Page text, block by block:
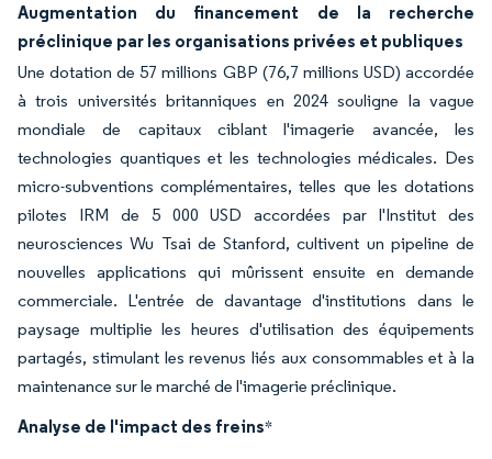
Augmentation du financement de la recherche
préclinique par les organisations privées et publiques
Une dotation de 57 millions GBP (76,7 millions USD) accordée
à trois universités britanniques en 2024 souligne la vague
mondiale de capitaux ciblant l'imagerie avancée, les
technologies quantiques et les technologies médicales. Des
micro-subventions complémentaires, telles que les dotations
pilotes IRM de 5 000 USD accordées par l'Institut des
neurosciences Wu Tsai de Stanford, cultivent un pipeline de
nouvelles applications qui mûrissent ensuite en demande
commerciale. L'entrée de davantage d'institutions dans le
paysage multiplie les heures d'utilisation des équipements
partagés, stimulant les revenus liés aux consommables et à la
maintenance sur le marché de l'imagerie préclinique.
Analyse de l'impact des freins*